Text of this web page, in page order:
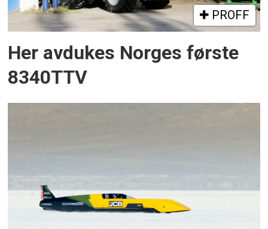
PROFF
Her avdukes Norges første
8340TTV